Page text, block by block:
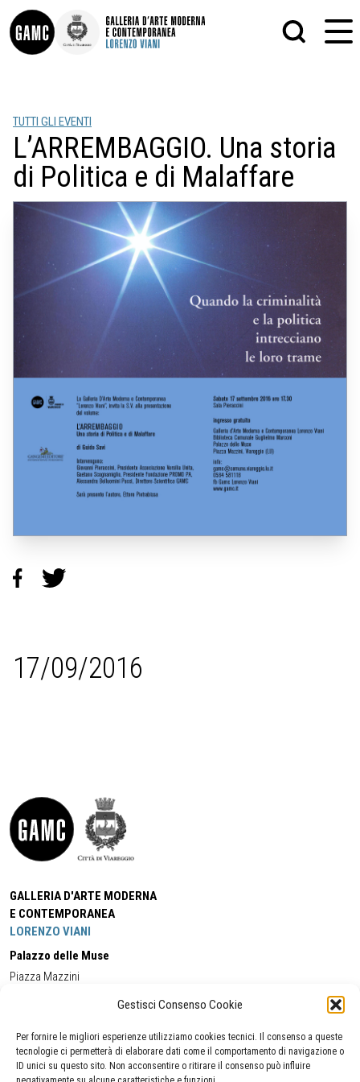
Gestisci Consenso Cookie
Per fornire le migliori esperienze utilizziamo cookies tecnici. Il consenso a queste
tecnologie ci permetterà di elaborare dati come il comportamento di navigazione o
ID unici su questo sito. Non acconsentire o ritirare il consenso può influire
INFO
CONTATTI
DIDATTICA
SHOP
GLI AUTORI
LORENZO VIANI
MOSTRE
EVENTI
PALAZZO DELLE MUSE
SCULTURA
STAMPA
ALTRO
FOTOGRAFIA
TUTTI GLI EVENTI
L’ARREMBAGGIO. Una storia
di Politica e di Malaffare
17/09/2016
GALLERIA D'ARTE MODERNA
E CONTEMPORANEA
LORENZO VIANI
Palazzo delle Muse
Piazza Mazzini
Cell:+39 338 5714978 (orario apertura Galleria)
Tel:
+39 0584 944580
(orario 09.00/13.00)
Email:gamc@comune.viareggio.lu.it